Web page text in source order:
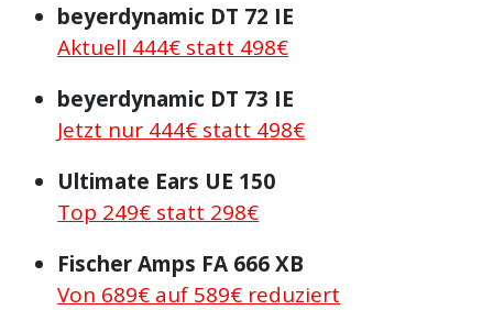
beyerdynamic DT 72 IE
Aktuell 444€ statt 498€
beyerdynamic DT 73 IE
Jetzt nur 444€ statt 498€
Ultimate Ears UE 150
Top 249€ statt 298€
Fischer Amps FA 666 XB
Von 689€ auf 589€ reduziert